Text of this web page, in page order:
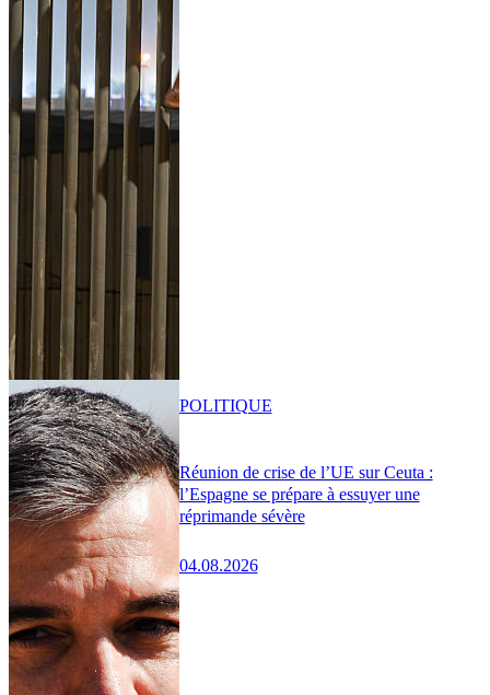
Réunion de crise de l’UE sur Ceuta :
l’Espagne se prépare à essuyer une
réprimande sévère
04.08.2026
POLITIQUE